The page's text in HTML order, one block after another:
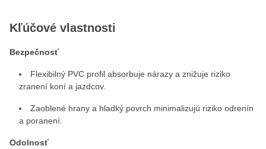
Kľúčové vlastnosti
Bezpečnosť
Flexibilný PVC profil absorbuje nárazy a znižuje riziko
zranení koní a jazdcov.
Zaoblené hrany a hladký povrch minimalizujú riziko odrenín
a poranení.
Odolnosť